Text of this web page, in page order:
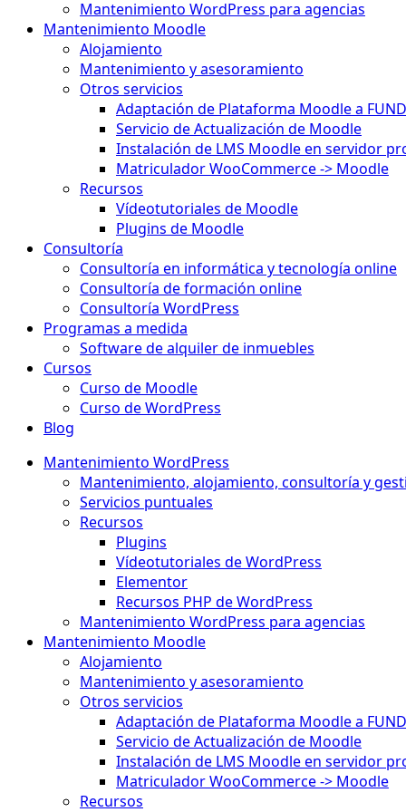
Mantenimiento WordPress para agencias
Mantenimiento Moodle
Alojamiento
Mantenimiento y asesoramiento
Otros servicios
Adaptación de Plataforma Moodle a
Servicio de Actualización de Moodle
Instalación de LMS Moodle en servidor
Matriculador WooCommerce -> Moodle
Recursos
Vídeotutoriales de Moodle
Plugins de Moodle
Consultoría
Consultoría en informática y tecnología online
Consultoría de formación online
Consultoría WordPress
Programas a medida
Software de alquiler de inmuebles
Cursos
Curso de Moodle
Curso de WordPress
Blog
Mantenimiento WordPress
Mantenimiento, alojamiento, consultoría y
Servicios puntuales
Recursos
Plugins
Vídeotutoriales de WordPress
Elementor
Recursos PHP de WordPress
Mantenimiento WordPress para agencias
Mantenimiento Moodle
Alojamiento
Mantenimiento y asesoramiento
Otros servicios
Adaptación de Plataforma Moodle a
Servicio de Actualización de Moodle
Instalación de LMS Moodle en servidor
Matriculador WooCommerce -> Moodle
Recursos